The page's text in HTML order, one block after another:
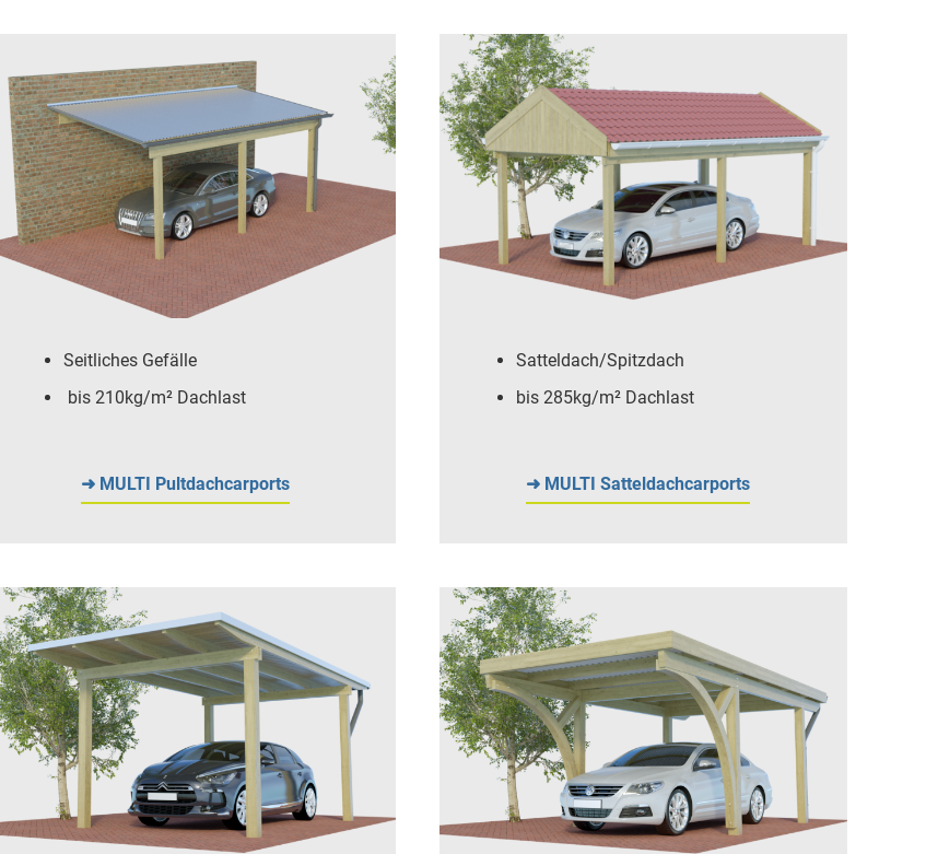
Seitliches Gefälle
bis 210kg/m² Dachlast
➜ MULTI Pultdachcarports
Satteldach/Spitzdach
bis 285kg/m² Dachlast
➜ MULTI Satteldachcarports